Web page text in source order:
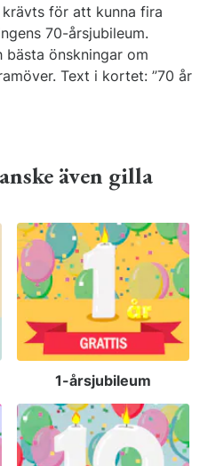
för att kunna fira
70-årsjubileum.
bästa önskningar om
Text i kortet: ”70 år
även gilla
1-årsjubileum